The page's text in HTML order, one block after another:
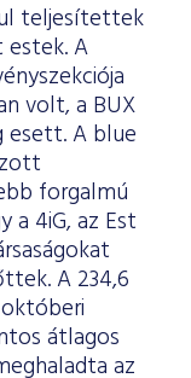
teljesítettek
estek. A
volt, a BUX
esett. A blue
forgalmú
a 4iG, az Est
A 234,6
átlagos
az